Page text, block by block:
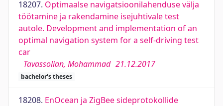
18207. Optimaalse navigatsioonilahenduse välja
töötamine ja rakendamine isejuhtivale test
autole. Development and implementation of an
optimal navigation system for a self-driving test
car
Tavassolian, Mohammad 21.12.2017
bachelor's theses
18208. EnOcean ja ZigBee sideprotokollide